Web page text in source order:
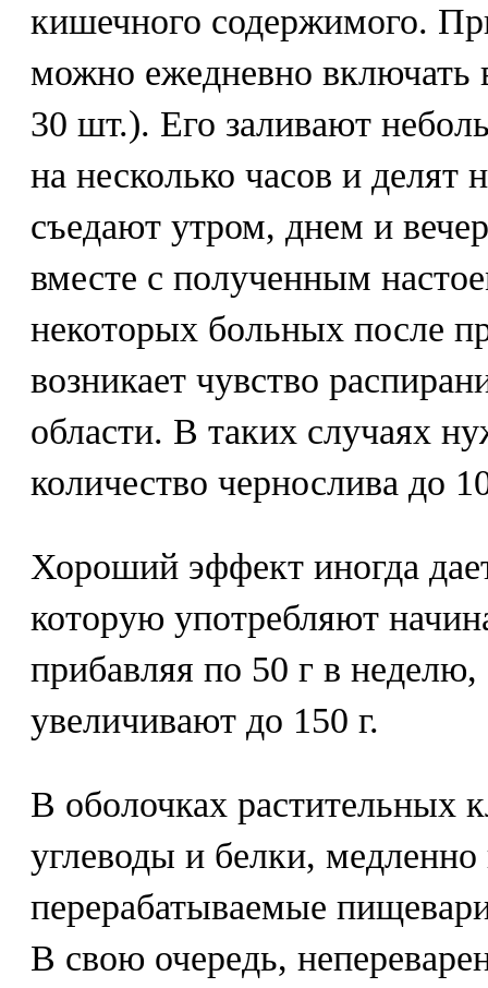
кишечного содержимого.
можно ежедневно включать
30 шт.). Его заливают
на несколько часов и делят
съедают утром, днем и
вместе с полученным
некоторых больных после
возникает чувство
области. В таких случаях
количество чернослива до
Хороший эффект иногда
которую употребляют
прибавляя по 50 г в неделю,
увеличивают до 150 г.
В оболочках растительных
углеводы и белки,
перерабатываемые
В свою очередь,